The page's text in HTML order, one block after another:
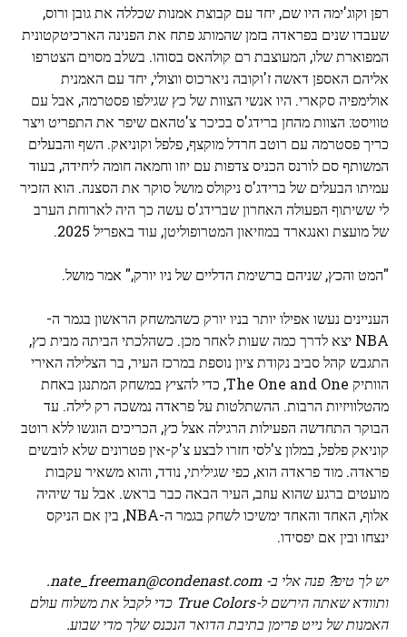
רפן וקוג'ימה היו שם, יחד עם קבוצת אמנות שכללה את גובן ורוס,
שעבדו שנים בפראדה בזמן שהמותג פתח את הפנינה הארכיטקטונית
המפוארת שלו, המעוצבת רם קולהאס בסוהו. בשלב מסוים הצטרפו
אליהם האספן דאשה ז'וקובה ניארכוס ווצולי, יחד עם האמנית
אולימפיה סקארי. היו אנשי הצוות של כץ שגילפו פסטרמה, אבל עם
טוויסט: הצוות מהחן ברידג'ס בכיכר צ'טהאם שיפר את התפריט ויצר
כריך פסטרמה עם רוטב חרדל מוקצף, פלפל וקוניאק. השף והבעלים
המשותף סם לורנס הכניס צדפות עם יוזו וחמאה חומה ליחידה, בעוד
עמיתו הבעלים של ברידג'ס ניקולס מושל סוקר את הסצנה. הוא הזכיר
לי ששיתוף הפעולה האחרון שברידג'ס עשה כך היה לארוחת הערב
של מועצת ואנגארד במוזיאון המטרופוליטן, עוד באפריל 2025.
"המט והכץ, שניהם ברשימת הדליים של ניו יורק," אמר מושל.
העניינים נעשו אפילו יותר בניו יורק כשהמשחק הראשון בגמר ה-
NBA יצא לדרך כמה שעות לאחר מכן. כשהלכתי הביתה מבית כץ,
התגבש קהל סביב נקודת ציון נוספת במרכז העיר, בר הצלילה האירי
הוותיק The One and One, כדי להציץ במשחק המתנגן באחת
מהטלוויזיות הרבות. ההשתלטות על פראדה נמשכה רק לילה. עד
הבוקר התחדשה הפעילות הרגילה אצל כץ, הכריכים הוגשו ללא רוטב
קוניאק פלפל, במלון צ'לסי חזרו לבצע צ'ק-אין פטרונים שלא לובשים
פראדה. מוד פראדה הוא, כפי שגיליתי, נודד, והוא משאיר עקבות
מועטים ברגע שהוא עוזב, העיר הבאה כבר בראש. אבל עד שיהיה
אלוף, האחד והאחד ימשיכו לשחק בגמר ה-NBA, בין אם הניקס
ינצחו ובין אם יפסידו.
יש לך טיפ? פנה אלי ב- nate_freeman@condenast.com
.
ותוודא שאתה הירשם ל-True Colors
כדי לקבל את משלוח עולם
האמנות של נייט פרימן בתיבת הדואר הנכנס שלך מדי שבוע.